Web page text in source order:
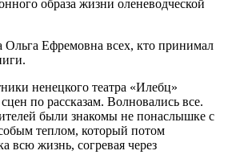
образа жизни оленеводческой
Ольга Ефремовна всех, кто принимал
ненецкого театра «Илебц»
по рассказам. Волновались все.
были знакомы не понаслышке с
теплом, который потом
всю жизнь, согревая через